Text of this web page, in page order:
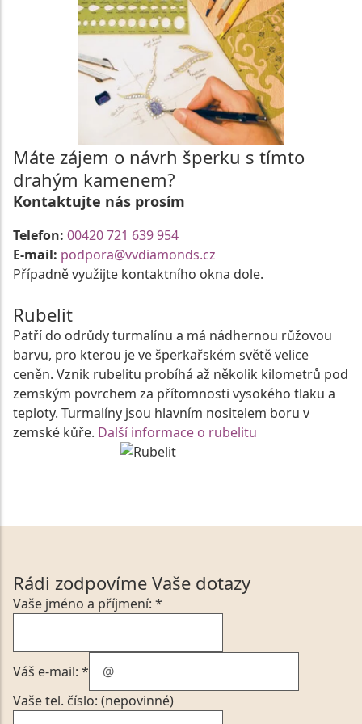
Máte zájem o návrh šperku s tímto
drahým kamenem?
Kontaktujte nás prosím
Telefon: 00420 721 639 954
E-mail: podpora@vvdiamonds.cz
Případně využijte kontaktního okna dole.
Rubelit
Patří do odrůdy turmalínu a má nádhernou růžovou
barvu, pro kterou je ve šperkařském světě velice
ceněn. Vznik rubelitu probíhá až několik kilometrů pod
zemským povrchem za přítomnosti vysokého tlaku a
teploty. Turmalíny jsou hlavním nositelem boru v
zemské kůře. Další informace o rubelitu
Rádi zodpovíme Vaše dotazy
Vaše jméno a příjmení: *
Váš e-mail: *
Vaše tel. číslo: (nepovinné)